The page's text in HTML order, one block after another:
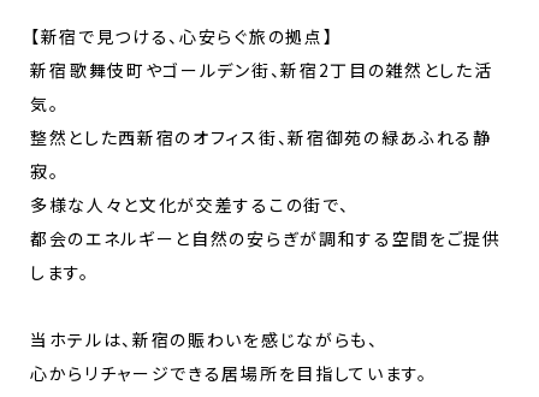
【新宿で見つける、心安らぐ旅の拠点】
新宿――歌舞伎町やゴールデン街、新宿2丁目の雑然とした活
気。
整然とした西新宿のオフィス街、新宿御苑の緑あふれる静
寂。
多様な人々と文化が交差するこの街で、
都会のエネルギーと自然の安らぎが調和する空間をご提供
します。
当ホテルは、新宿の賑わいを感じながらも、
心からリチャージできる居場所を目指しています。